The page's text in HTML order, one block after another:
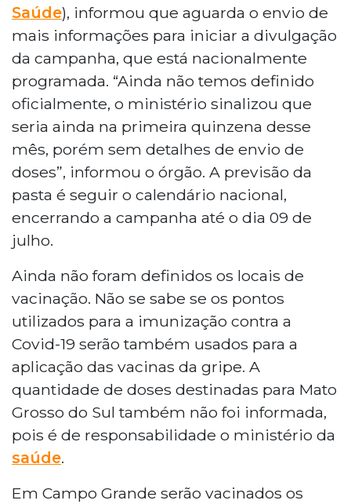
Saúde), informou que aguarda o envio de
mais informações para iniciar a divulgação
da campanha, que está nacionalmente
programada. “Ainda não temos definido
oficialmente, o ministério sinalizou que
seria ainda na primeira quinzena desse
mês, porém sem detalhes de envio de
doses”, informou o órgão. A previsão da
pasta é seguir o calendário nacional,
encerrando a campanha até o dia 09 de
julho.
Ainda não foram definidos os locais de
vacinação. Não se sabe se os pontos
utilizados para a imunização contra a
Covid-19 serão também usados para a
aplicação das vacinas da gripe. A
quantidade de doses destinadas para Mato
Grosso do Sul também não foi informada,
pois é de responsabilidade o ministério da
saúde.
Em Campo Grande serão vacinados os